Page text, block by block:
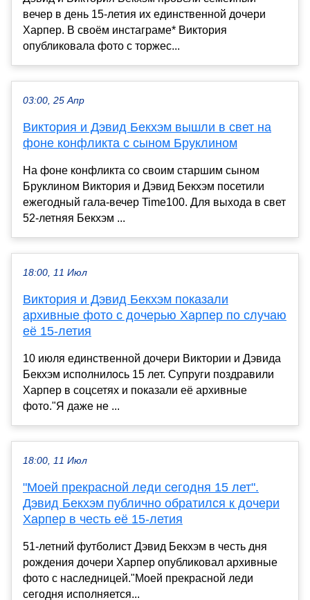
вечер в день 15-летия их единственной дочери
Харпер. В своём инстаграме* Виктория
опубликовала фото с торжес...
03:00, 25 Апр
Виктория и Дэвид Бекхэм вышли в свет на
фоне конфликта с сыном Бруклином
На фоне конфликта со своим старшим сыном
Бруклином Виктория и Дэвид Бекхэм посетили
ежегодный гала-вечер Time100. Для выхода в свет
52-летняя Бекхэм ...
18:00, 11 Июл
Виктория и Дэвид Бекхэм показали
архивные фото с дочерью Харпер по случаю
её 15-летия
10 июля единственной дочери Виктории и Дэвида
Бекхэм исполнилось 15 лет. Супруги поздравили
Харпер в соцсетях и показали её архивные
фото."Я даже не ...
18:00, 11 Июл
"Моей прекрасной леди сегодня 15 лет".
Дэвид Бекхэм публично обратился к дочери
Харпер в честь её 15-летия
51-летний футболист Дэвид Бекхэм в честь дня
рождения дочери Харпер опубликовал архивные
фото с наследницей."Моей прекрасной леди
сегодня исполняется...